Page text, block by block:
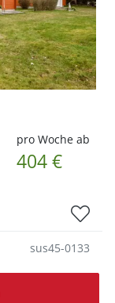
pro Woche ab
404 €
sus45-0133